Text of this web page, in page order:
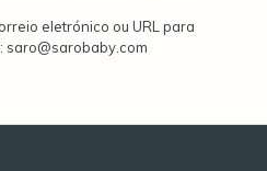
eletrónico ou URL para
saro@sarobaby.com